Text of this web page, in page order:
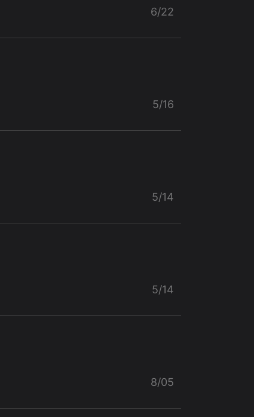
6/22
5/16
5/14
5/14
8/05